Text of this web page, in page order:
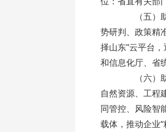
（五）助
势研判、政策精
择山东”云平台
和信息化厅、省
（六）助
自然资源、工程
同管控、风险智
载体，推动企业